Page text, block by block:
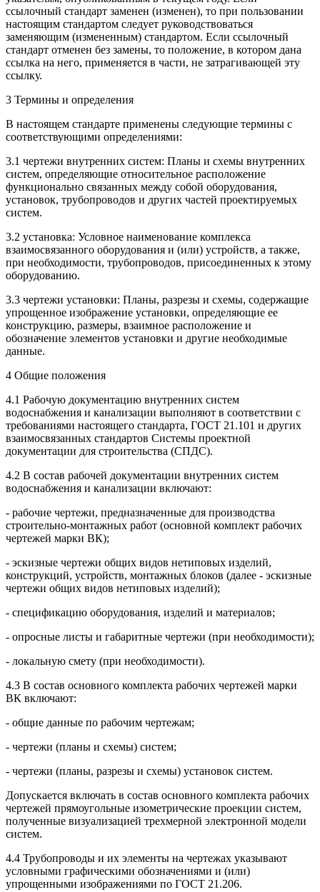
ссылочный стандарт заменен (изменен), то при пользовании
настоящим стандартом следует руководствоваться
заменяющим (измененным) стандартом. Если ссылочный
стандарт отменен без замены, то положение, в котором дана
ссылка на него, применяется в части, не затрагивающей эту
ссылку.
3 Термины и определения
В настоящем стандарте применены следующие термины с
соответствующими определениями:
3.1 чертежи внутренних систем: Планы и схемы внутренних
систем, определяющие относительное расположение
функционально связанных между собой оборудования,
установок, трубопроводов и других частей проектируемых
систем.
3.2 установка: Условное наименование комплекса
взаимосвязанного оборудования и (или) устройств, а также,
при необходимости, трубопроводов, присоединенных к этому
оборудованию.
3.3 чертежи установки: Планы, разрезы и схемы, содержащие
упрощенное изображение установки, определяющие ее
конструкцию, размеры, взаимное расположение и
обозначение элементов установки и другие необходимые
данные.
4 Общие положения
4.1 Рабочую документацию внутренних систем
водоснабжения и канализации выполняют в соответствии с
требованиями настоящего стандарта, ГОСТ 21.101 и других
взаимосвязанных стандартов Системы проектной
документации для строительства (СПДС).
4.2 В состав рабочей документации внутренних систем
водоснабжения и канализации включают:
- рабочие чертежи, предназначенные для производства
строительно-монтажных работ (основной комплект рабочих
чертежей марки ВК);
- эскизные чертежи общих видов нетиповых изделий,
конструкций, устройств, монтажных блоков (далее - эскизные
чертежи общих видов нетиповых изделий);
- спецификацию оборудования, изделий и материалов;
- опросные листы и габаритные чертежи (при необходимости);
- локальную смету (при необходимости).
4.3 В состав основного комплекта рабочих чертежей марки
ВК включают:
- общие данные по рабочим чертежам;
- чертежи (планы и схемы) систем;
- чертежи (планы, разрезы и схемы) установок систем.
Допускается включать в состав основного комплекта рабочих
чертежей прямоугольные изометрические проекции систем,
полученные визуализацией трехмерной электронной модели
систем.
4.4 Трубопроводы и их элементы на чертежах указывают
условными графическими обозначениями и (или)
упрощенными изображениями по ГОСТ 21.206.